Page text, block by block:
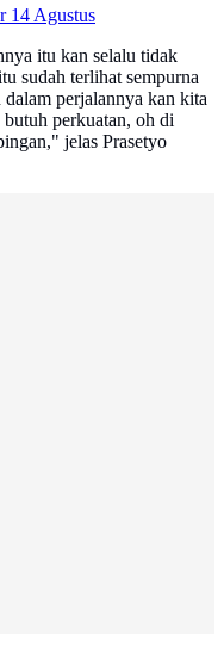
14 Agustus
itu kan selalu tidak
sudah terlihat sempurna
dalam perjalannya kan kita
perkuatan, oh di
jelas Prasetyo